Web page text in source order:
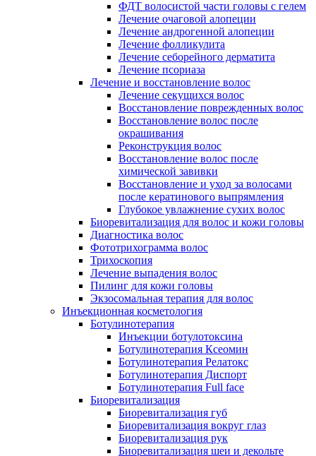
ФДТ волосистой части головы с гелем
Лечение очаговой алопеции
Лечение андрогенной алопеции
Лечение фолликулита
Лечение себорейного дерматита
Лечение псориаза
Лечение и восстановление волос
Лечение секущихся волос
Восстановление поврежденных волос
Восстановление волос после
окрашивания
Реконструкция волос
Восстановление волос после
химической завивки
Восстановление и уход за волосами
после кератинового выпрямления
Глубокое увлажнение сухих волос
Биоревитализация для волос и кожи головы
Диагностика волос
Фототрихограмма волос
Трихоскопия
Лечение выпадения волос
Пилинг для кожи головы
Экзосомальная терапия для волос
Инъекционная косметология
Ботулинотерапия
Инъекции ботулотоксина
Ботулинотерапия Ксеомин
Ботулинотерапия Релатокс
Ботулинотерапия Диспорт
Ботулинотерапия Full face
Биоревитализация
Биоревитализация губ
Биоревитализация вокруг глаз
Биоревитализация рук
Биоревитализация шеи и декольте